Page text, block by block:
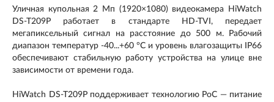
Уличная купольная 2 Мп (1920×1080) видеокамера HiWatch
DS-T209P работает в стандарте HD-TVI, передает
мегапиксельный сигнал на расстояние до 500 м. Рабочий
диапазон температур -40...+60 °С и уровень влагозащиты IP66
обеспечивают стабильную работу устройства на улице вне
зависимости от времени года.
HiWatch DS-T209P поддерживает технологию PoC — питание